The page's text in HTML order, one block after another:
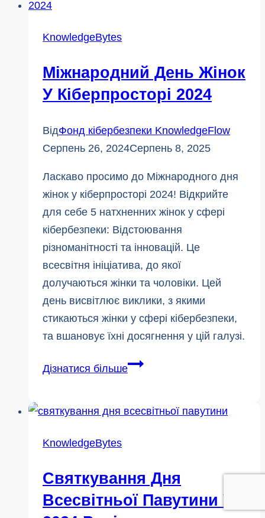
KnowledgeBytes
Міжнародний День Жінок
У Кіберпросторі 2024
ВідФонд кібербезпеки KnowledgeFlow
Серпень 26, 2024Серпень 8, 2025
Ласкаво просимо до Міжнародного дня
жінок у кіберпросторі 2024! Відкрийте
для себе 5 натхненних жінок у сфері
кібербезпеки: Відстоювання
різноманітності та інновацій. Це
всесвітня ініціатива, до якої
долучаються жінки та чоловіки. Цей
день висвітлює виклики, з якими
стикаються жінки у сфері кібербезпеки,
та вшановує їхні досягнення у цій галузі.
Дізнатися більшеМіжнародний
у
KnowledgeBytes
Святкування Дня
Всесвітньої Павутини У